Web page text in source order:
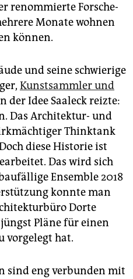
renommierte For­sche­
Monate wohnen
können.
und seine schwierige
Kunstsammler und
der Idee Saaleck reizte:
Das Architektur- und
Thinktank
diese Historie ist
Das wird sich
Ensemble 2018
konnte man
Dorte
Pläne für einen
vorgelegt hat.
sind eng verbunden mit